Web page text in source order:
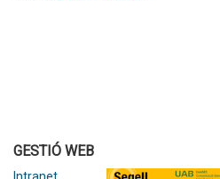
GESTIÓ WEB